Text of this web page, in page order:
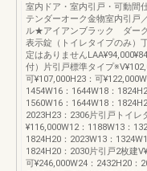
室内ドア・室内引戸・可動間
テンダーオーク金物室内引
ル★アイアンブラック ダー
表示錠（トイレタイプのみ）
定はありません
付）片引戸標準タイプ
可¥107,000H23：可
1454W16：1644W18：
1560W16：1644W18：
2023H23：2306片引戸トイレ
¥116,000W12：1188W13：
1824H20：2023W13：
1824H20：2030片引戸2枚建
可¥246,000W24：2432H20：